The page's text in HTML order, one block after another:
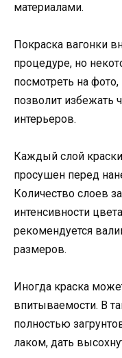
материалами.
Покраска вагонки
процедуре, но
посмотреть на фото,
позволит избежать
интерьеров.
Каждый слой
просушен перед
Количество слоев
интенсивности
рекомендуется
размеров.
Иногда краска
впитываемости. В
полностью
лаком, дать